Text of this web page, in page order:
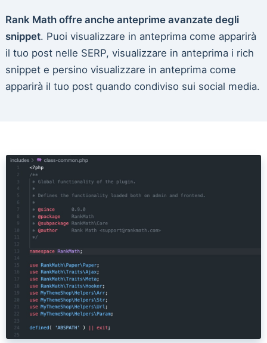
Rank Math offre anche anteprime avanzate degli
snippet. Puoi visualizzare in anteprima come apparirà
il tuo post nelle SERP, visualizzare in anteprima i rich
snippet e persino visualizzare in anteprima come
apparirà il tuo post quando condiviso sui social media.